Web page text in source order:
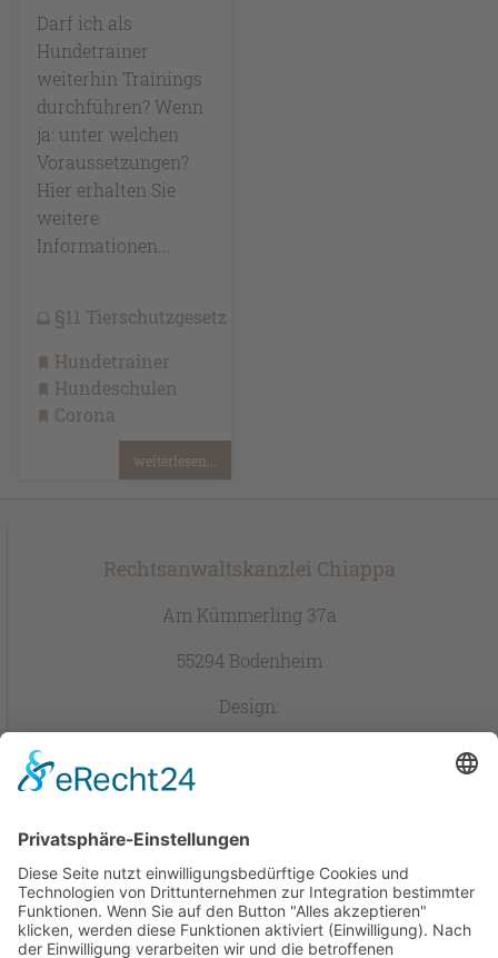
Darf ich als
Hundetrainer
weiterhin Trainings
durchführen? Wenn
ja: unter welchen
Voraussetzungen?
Hier erhalten Sie
weitere
Informationen...
§11 Tierschutzgesetz
Hundetrainer
Hundeschulen
Corona
weiterlesen...
Rechtsanwaltskanzlei Chiappa
Am Kümmerling 37a
55294 Bodenheim
Design:
Tel. 06135 704 157-0
Fax 06135 704 157-1
E-Mail: schreiben